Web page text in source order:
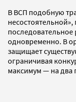
В ВСП подобную
последовательное
одновременно. В
защищает
ограничивая
максимум — на два